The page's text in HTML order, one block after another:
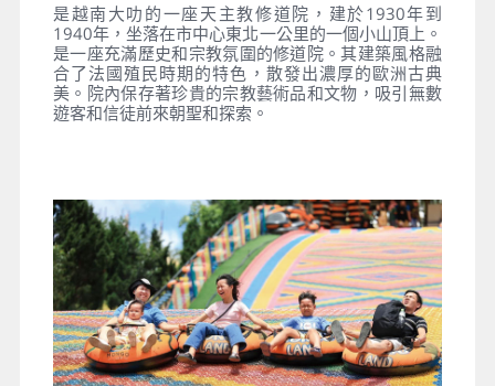
是越南大叻的一座天主教修道院，建於1930年到
1940年，坐落在市中心東北一公里的一個小山頂上。
是一座充滿歷史和宗教氛圍的修道院。其建築風格融
合了法國殖民時期的特色，散發出濃厚的歐洲古典
美。院內保存著珍貴的宗教藝術品和文物，吸引無數
遊客和信徒前來朝聖和探索。